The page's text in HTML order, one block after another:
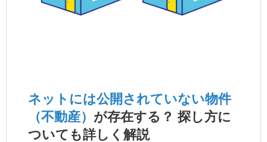
ネットには公開されていない物件
（不動産） が存在する？ 探し方に
ついても詳しく解説